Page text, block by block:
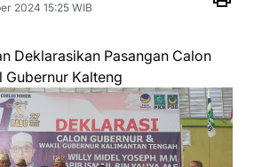
2024 15:25 WIB
Deklarasikan Pasangan Calon
Gubernur Kalteng